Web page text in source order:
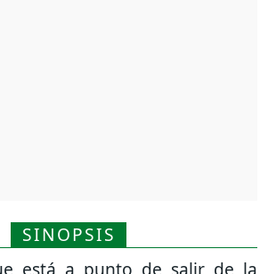
SINOPSIS
está a punto de salir de la